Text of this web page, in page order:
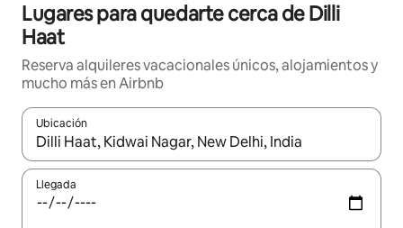
Lugares para quedarte cerca de Dilli
Haat
Reserva alquileres vacacionales únicos, alojamientos y
mucho más en Airbnb
Ubicación
Cuando los resultados estén disponibles, navega con las
Llegada